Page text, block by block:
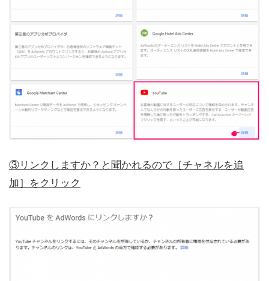
③リンクしますか？と聞かれるので［チャネルを追
加］をクリック